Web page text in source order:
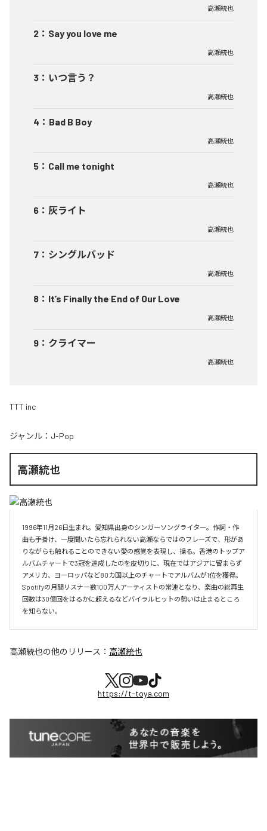
高瀬統也
2 ： Say you love me
高瀬統也
3 ： いつ言う？
高瀬統也
4 ： Bad B Boy
高瀬統也
5 ： Call me tonight
高瀬統也
6 ： 灰ライト
高瀬統也
7 ： シングルバッド
高瀬統也
8 ： It’s Finally the End of Our Love
高瀬統也
9 ： クライマー
高瀬統也
TTT inc
ジャンル： J-Pop
高瀬統也
1996年11月26日生まれ。愛知県出身のシンガーソングライター。作詞・作
曲も手掛け、一度聞いたら忘れられない高瀬ならではのフレーズで、形があ
りながらも触れることのできない愛の感覚を表現し、操る。香港のトップア
ルバムチャートで3冠を達成したのを皮切りに、現在ではアジアに留まらず
アメリカ、ヨーロッパなど80カ国以上のチャートでアルバムが1位を獲得。
Spotifyの月間リスナー数100万人アーティストの常連となり、楽曲の総再生
回数は30億回をはるかに超えるなどバイラルヒットの勢いは止まるところ
を知らない。
高瀬統也の他のリリース： 高瀬統也
https://t-toya.com